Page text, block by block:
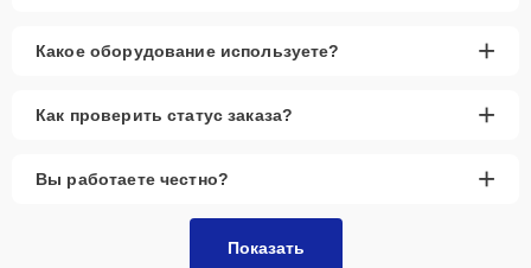
Какое оборудование используете? +
Как проверить статус заказа? +
Вы работаете честно? +
Показать